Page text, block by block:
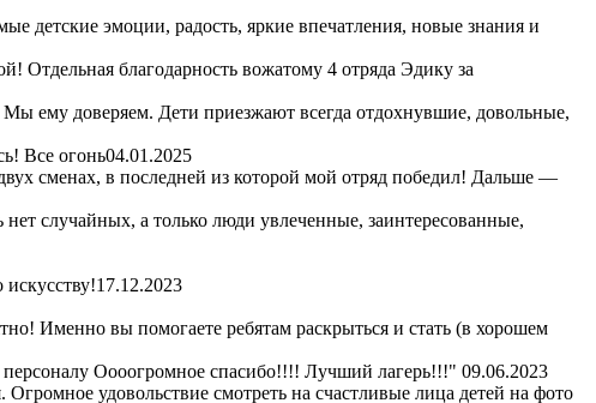
детские эмоции, радость, яркие впечатления, новые знания и
Отдельная благодарность вожатому 4 отряда Эдику за
ему доверяем. Дети приезжают всегда отдохнувшие, довольные,
Все огонь04.01.2025
сменах, в последней из которой мой отряд победил! Дальше —
случайных, а только люди увлеченные, заинтересованные,
17.12.2023
Именно вы помогаете ребятам раскрыться и стать (в хорошем
Оооогромное спасибо!!!! Лучший лагерь!!!" 09.06.2023
удовольствие смотреть на счастливые лица детей на фото